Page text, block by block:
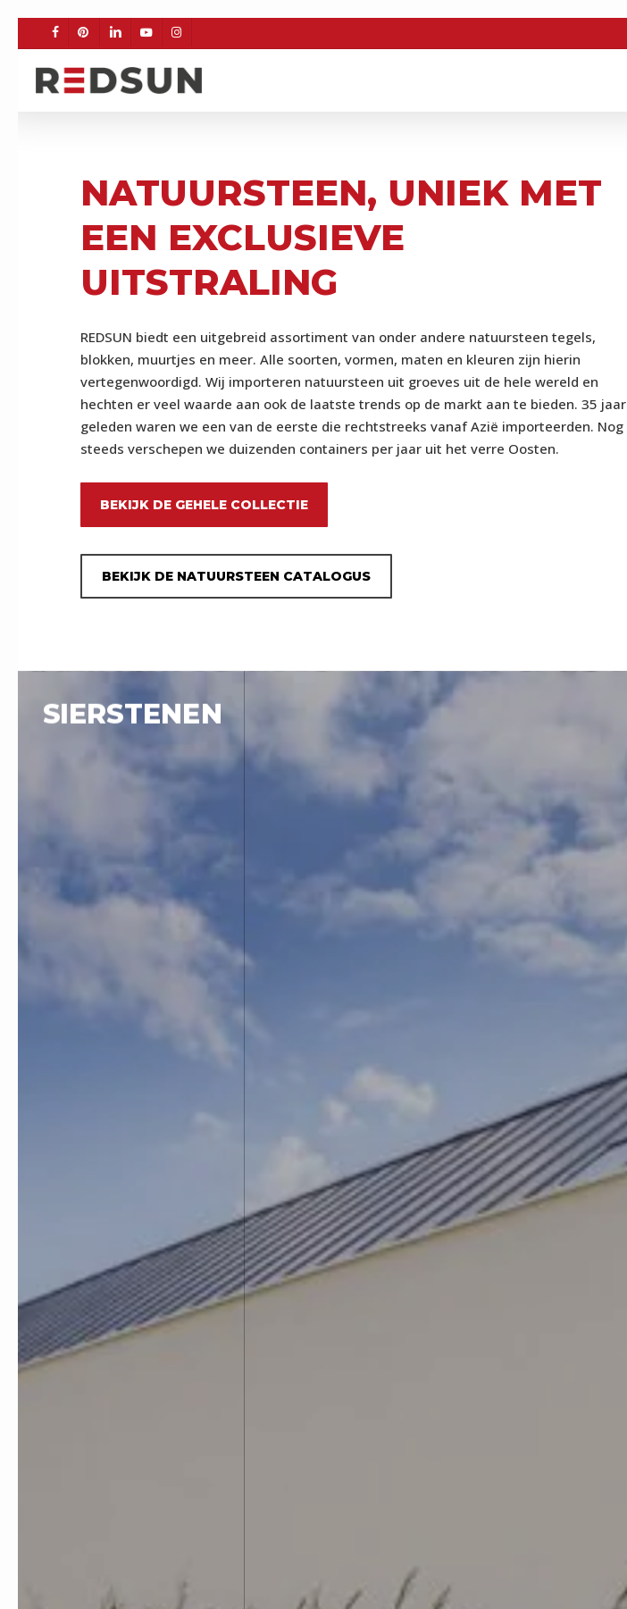
main
content
FACEBOOKPINTEREST
LINKEDINYOUTUBEINSTAGRAM
BETON
NATUURSTEEN, UNIEK MET
EEN EXCLUSIEVE
UITSTRALING
REDSUN biedt een uitgebreid assortiment van onder andere natuursteen tegels,
blokken, muurtjes en meer. Alle soorten, vormen, maten en kleuren zijn hierin
vertegenwoordigd. Wij importeren natuursteen uit groeves uit de hele wereld en
hechten er veel waarde aan ook de laatste trends op de markt aan te bieden. 35 jaar
geleden waren we een van de eerste die rechtstreeks vanaf Azië importeerden. Nog
steeds verschepen we duizenden containers per jaar uit het verre Oosten.
BEKIJK DE GEHELE COLLECTIE
BEKIJK DE NATUURSTEEN CATALOGUS
SIERSTENEN